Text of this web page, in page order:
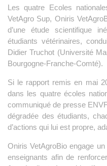
Les quatre Ecoles
VetAgro Sup, Oniris
d’une étude scientifique
étudiants vétérinaires,
Didier Truchot (Université
Bourgogne-Franche-Comté).
Si le rapport remis en mai
dans les quatre écoles
communiqué de presse
dégradée des étudiants,
d’actions qui lui est propre,
Oniris VetAgroBio engage
enseignants afin de